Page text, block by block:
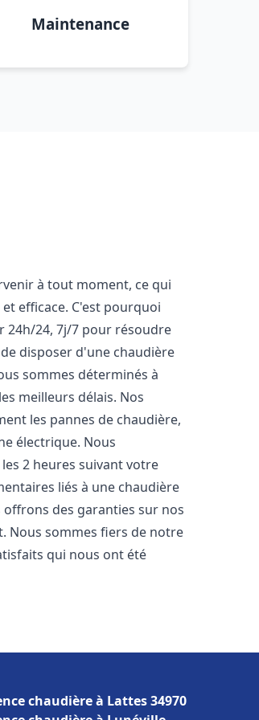
Maintenance
à tout moment, ce qui
efficace. C'est pourquoi
24h/24, 7j/7 pour résoudre
disposer d'une chaudière
sommes déterminés à
meilleurs délais. Nos
les pannes de chaudière,
électrique. Nous
2 heures suivant votre
liés à une chaudière
des garanties sur nos
Nous sommes fiers de notre
qui nous ont été
chaudière à Lattes 34970